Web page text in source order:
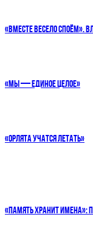
«ВМЕСТЕ ВЕСЕЛО СПОЁМ».
«МЫ — ЕДИНОЕ ЦЕЛОЕ»
«ОРЛЯТА УЧАТСЯ ЛЕТАТЬ»
«ПАМЯТЬ ХРАНИТ ИМЕНА»: